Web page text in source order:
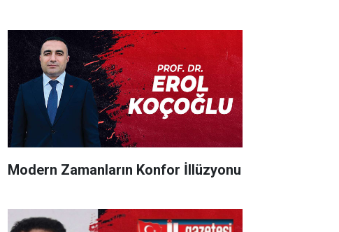
Modern Zamanların Konfor İllüzyonu